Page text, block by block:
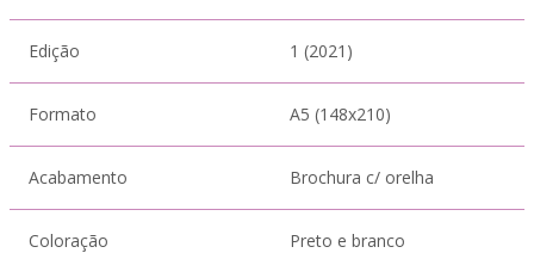
Edição 1 (2021)
Formato A5 (148x210)
Acabamento Brochura c/ orelha
Coloração Preto e branco